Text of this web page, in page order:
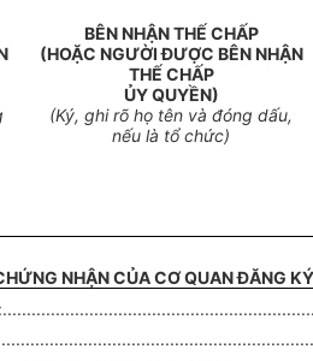
BÊN NHẬN THẾ CHẤP
(HOẶC NGƯỜI ĐƯỢC BÊN NHẬN
THẾ CHẤP
ỦY QUYỀN)
(Ký, ghi rõ họ tên và đóng dấu,
nếu là tổ chức)
NHẬN CỦA CƠ QUAN ĐĂNG KÝ